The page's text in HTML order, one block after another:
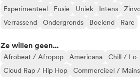
Experimenteel
Fusie Uniek Intens
Verrassend
Ondergronds Boeiend Rare
Ze willen geen...
Afrobeat / Afropop Americana Chill /
Cloud Rap / Hip Hop
Commercieel /